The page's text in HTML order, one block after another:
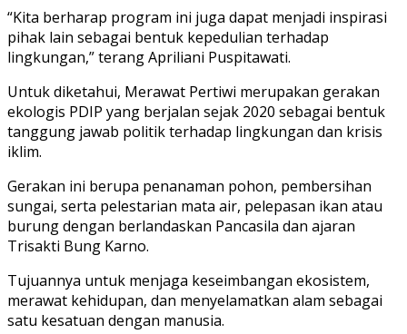
“Kita berharap program ini juga dapat menjadi inspirasi
pihak lain sebagai bentuk kepedulian terhadap
lingkungan,” terang Apriliani Puspitawati.
Untuk diketahui, Merawat Pertiwi merupakan gerakan
ekologis PDIP yang berjalan sejak 2020 sebagai bentuk
tanggung jawab politik terhadap lingkungan dan krisis
iklim.
Gerakan ini berupa penanaman pohon, pembersihan
sungai, serta pelestarian mata air, pelepasan ikan atau
burung dengan berlandaskan Pancasila dan ajaran
Trisakti Bung Karno.
Tujuannya untuk menjaga keseimbangan ekosistem,
merawat kehidupan, dan menyelamatkan alam sebagai
satu kesatuan dengan manusia.